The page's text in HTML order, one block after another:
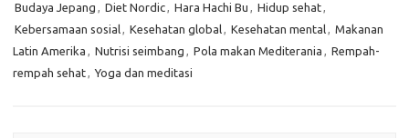
Budaya Jepang , Diet Nordic, Hara Hachi Bu , Hidup sehat,
Kebersamaan sosial, Kesehatan global, Kesehatan mental, Makanan
Latin Amerika , Nutrisi seimbang , Pola makan Mediterania , Rempah-
rempah sehat, Yoga dan meditasi